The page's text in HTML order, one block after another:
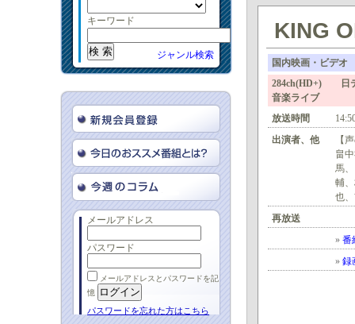
キーワード
ジャンル検索
メールアドレス
パスワード
メールアドレスとパスワードを記
憶
パスワードを忘れた方はこちら
KING
国内映画・ビデオ
284ch(HD+) 日
音楽ライブ
放送時間
出演者、他
【
畠
馬
輔
也
再放送
» 番
» 録